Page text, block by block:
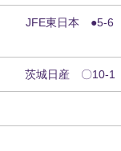
JFE東日本 ●5-6
茨城日産 〇10-1